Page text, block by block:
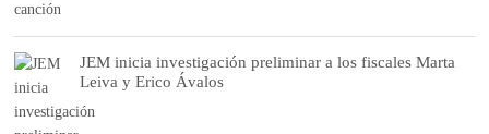
JEM inicia investigación preliminar a los fiscales Marta
Leiva y Erico Ávalos